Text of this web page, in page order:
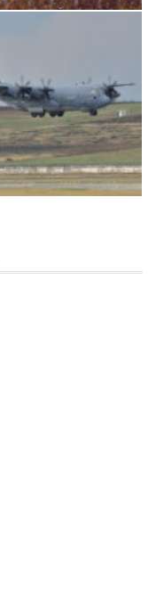
IL76, RA-78844